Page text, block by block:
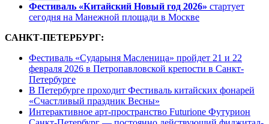
Фестиваль «Китайский Новый год 2026» стартует
сегодня на Манежной площади в Москве
САНКТ-ПЕТЕРБУРГ:
Фестиваль «Сударыня Масленица» пройдет 21 и 22
февраля 2026 в Петропавловской крепости в Санкт-
Петербурге
В Петербурге проходит Фестиваль китайских фонарей
«Счастливый праздник Весны»
Интерактивное арт-пространство Futurione Футурион